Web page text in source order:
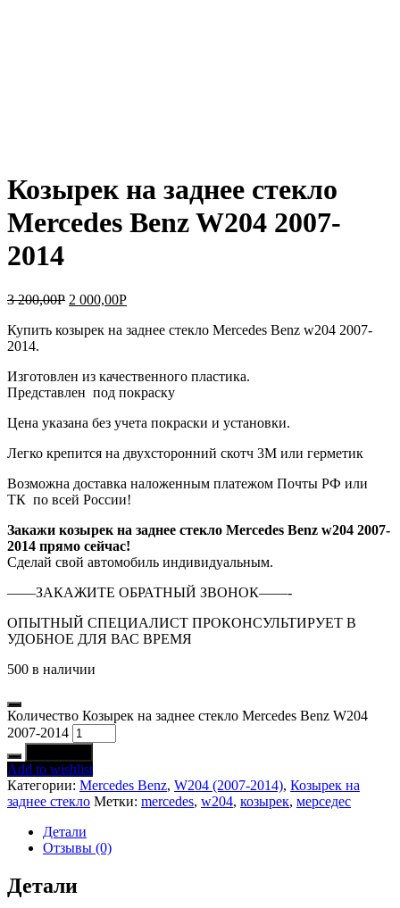
Козырек на заднее стекло
Mercedes Benz W204 2007-
2014
3 200,00Р 2 000,00Р
Купить козырек на заднее стекло Mercedes Benz w204 2007-
2014.
Изготовлен из качественного пластика.
Представлен под покраску
Цена указана без учета покраски и установки.
Легко крепится на двухсторонний скотч 3М или герметик
Возможна доставка наложенным платежом Почты РФ или
ТК по всей России!
Закажи козырек на заднее стекло Mercedes Benz w204 2007-
2014 прямо сейчас!
Сделай свой автомобиль индивидуальным.
——ЗАКАЖИТЕ ОБРАТНЫЙ ЗВОНОК——-
ОПЫТНЫЙ СПЕЦИАЛИСТ ПРОКОНСУЛЬТИРУЕТ В
УДОБНОЕ ДЛЯ ВАС ВРЕМЯ
500 в наличии
Количество Козырек на заднее стекло Mercedes Benz W204
2007-2014
Add to wishlist
Категории: Mercedes Benz, W204 (2007-2014), Козырек на
заднее стекло Метки: mercedes, w204, козырек, мерседес
Детали
Отзывы (0)
Детали